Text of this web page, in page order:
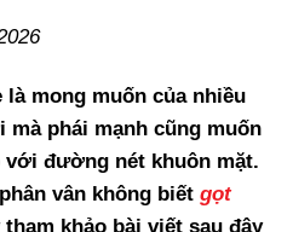
mong muốn của nhiều
phái mạnh cũng muốn
với đường nét khuôn mặt.
vân không biết gọt
tham khảo bài viết sau đây